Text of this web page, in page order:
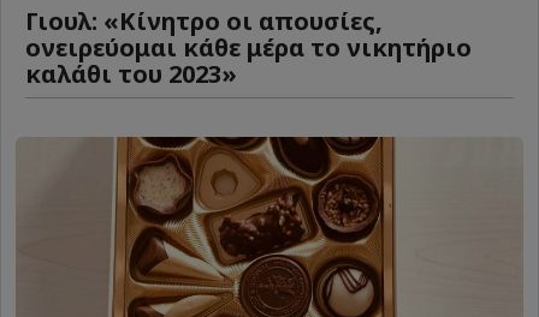
Γιουλ: «Κίνητρο οι απουσίες,
ονειρεύομαι κάθε μέρα το νικητήριο
καλάθι του 2023»